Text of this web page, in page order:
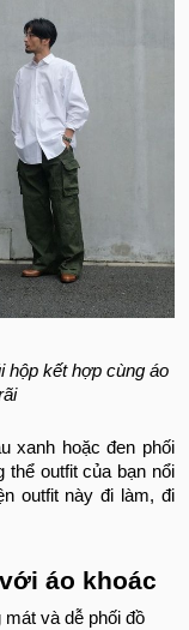
hộp kết hợp cùng áo
xanh hoặc đen phối
thể outfit của bạn nổi
outfit này đi làm, đi
áo khoác
và dễ phối đồ